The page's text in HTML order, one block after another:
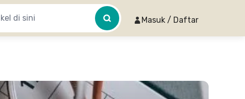
Masuk / Daftar